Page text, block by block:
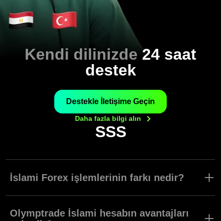
Kendi dilinizde 24 saat
destek
Destekle İletişime Geçin
Daha fazla bilgi alın
SSS
İslami Forex işlemlerinin farkı nedir?
isteyen kişiler için sorun teşkil edebilecek risk ve faiz temelli
Olymptrade İslami hesabın avantajları